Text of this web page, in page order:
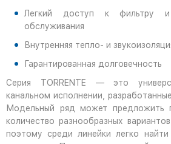
Легкий доступ к фильтру и
обслуживания
Внутренняя тепло- и
Гарантированная долговечность
Серия TORRENTE — это
канальном исполнении,
Модельный ряд может предложить
количество разнообразных
поэтому среди линейки легко